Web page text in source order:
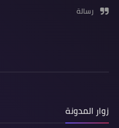
رسالة
زوار المدونة